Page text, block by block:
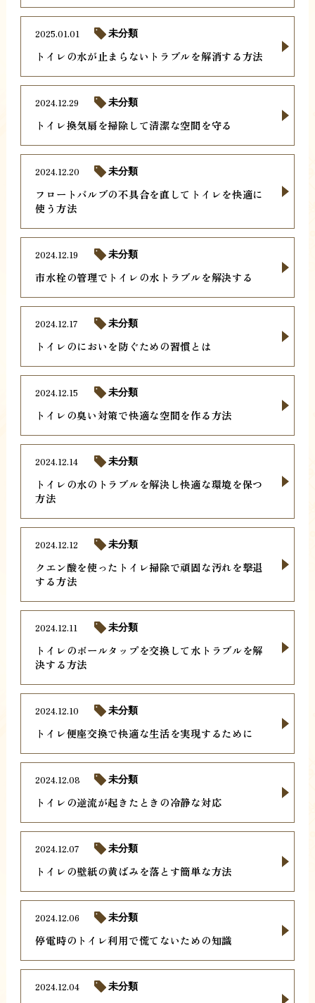
トイレの水が止まらないトラブルを解消する方法
2025.01.01 未分類
トイレ換気扇を掃除して清潔な空間を守る
2024.12.29 未分類
フロートバルブの不具合を直してトイレを快適に
使う方法
2024.12.20 未分類
市水栓の管理でトイレの水トラブルを解決する
2024.12.19 未分類
トイレのにおいを防ぐための習慣とは
2024.12.17 未分類
トイレの臭い対策で快適な空間を作る方法
2024.12.15 未分類
トイレの水のトラブルを解決し快適な環境を保つ
方法
2024.12.14 未分類
クエン酸を使ったトイレ掃除で頑固な汚れを撃退
する方法
2024.12.12 未分類
トイレのボールタップを交換して水トラブルを解
決する方法
2024.12.11 未分類
トイレ便座交換で快適な生活を実現するために
2024.12.10 未分類
トイレの逆流が起きたときの冷静な対応
2024.12.08 未分類
トイレの壁紙の黄ばみを落とす簡単な方法
2024.12.07 未分類
停電時のトイレ利用で慌てないための知識
2024.12.06 未分類
2024.12.04 未分類